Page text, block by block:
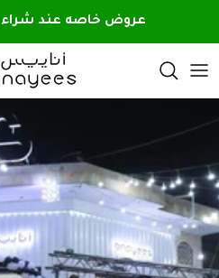
عروض خاصه عند شراء